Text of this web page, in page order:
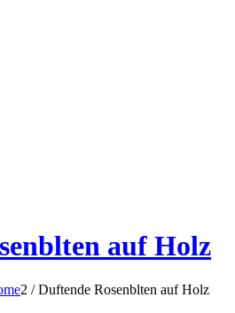
auf Holz
2 / Duftende Rosenblten auf Holz